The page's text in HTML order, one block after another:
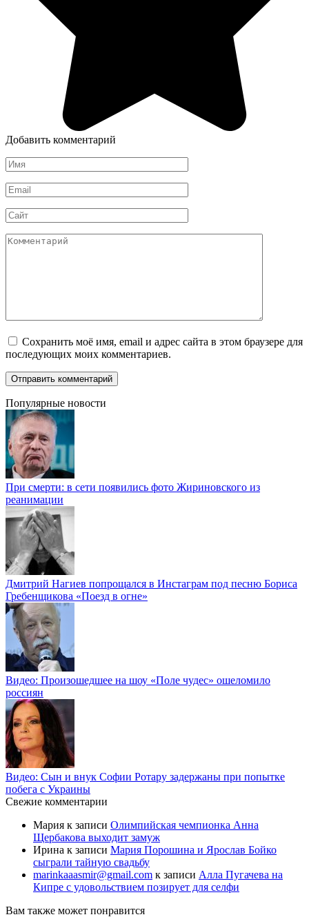
Добавить комментарий
Имя
*
Email
*
Сайт
Комментарий
Сохранить моё имя, email и адрес сайта в этом браузере для
последующих моих комментариев.
Популярные новости
При смерти: в сети появились фото Жириновского из
реанимации
Дмитрий Нагиев попрощался в Инстаграм под песню Бориса
Гребенщикова «Поезд в огне»
Видео: Произошедшее на шоу «Поле чудес» ошеломило
россиян
Видео: Сын и внук Софии Ротару задержаны при попытке
побега с Украины
Свежие комментарии
Мария к записи Олимпийская чемпионка Анна
Щербакова выходит замуж
Ирина к записи Мария Порошина и Ярослав Бойко
сыграли тайную свадьбу
marinkaaasmir@gmail.com к записи Алла Пугачева на
Кипре с удовольствием позирует для селфи
Вам также может понравится